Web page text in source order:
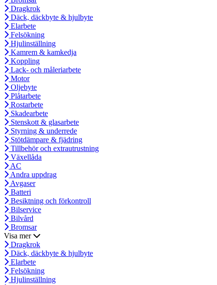
Dragkrok
Däck, däckbyte & hjulbyte
Elarbete
Felsökning
Hjulinställning
Kamrem & kamkedja
Koppling
Lack- och måleriarbete
Motor
Oljebyte
Plåtarbete
Rostarbete
Skadearbete
Stenskott & glasarbete
Styrning & underrede
Stötdämpare & fjädring
Tillbehör och extrautrustning
Växellåda
AC
Andra uppdrag
Avgaser
Batteri
Besiktning och förkontroll
Bilservice
Bilvård
Bromsar
Visa mer
Dragkrok
Däck, däckbyte & hjulbyte
Elarbete
Felsökning
Hjulinställning